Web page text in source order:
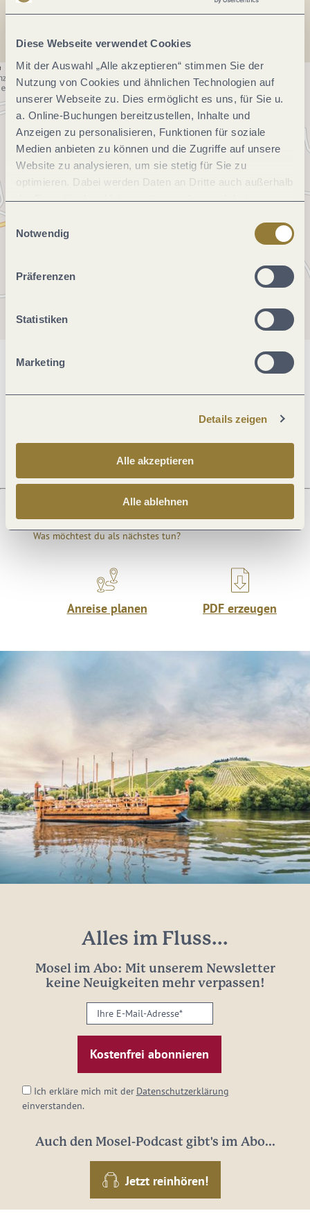
Diese Webseite verwendet Cookies
Mit der Auswahl „Alle akzeptieren“ stimmen Sie der
Nutzung von Cookies und ähnlichen Technologien auf
unserer Webseite zu. Dies ermöglicht es uns, für Sie u.
a. Online-Buchungen bereitzustellen, Inhalte und
Anzeigen zu personalisieren, Funktionen für soziale
Medien anbieten zu können und die Zugriffe auf unsere
Website zu analysieren, um sie stetig für Sie zu
optimieren. Dabei werden Daten an Dritte auch außerhalb
der Europäischen Union weitergegeben und dort
jederzeit widerrufen werden. Mit der Auswahl "Alle
ablehnen" kann es zu Beeinträchtigungen in der Nutzung
Einwilligungsauswahl
Notwendig
Präferenzen
Statistiken
Marketing
Details zeigen
Alle akzeptieren
Alle ablehnen
Allgemeine Informationen
Was möchtest du als nächstes tun?
Anreise planen PDF erzeugen
Alles im Fluss...
Mosel im Abo: Mit unserem Newsletter
keine Neuigkeiten mehr verpassen!
Ihre
E-
Mail-
Adresse:
Ich erkläre mich mit der Datenschutzerklärung
einverstanden.
Auch den Mosel-Podcast gibt's im Abo...
Jetzt reinhören!